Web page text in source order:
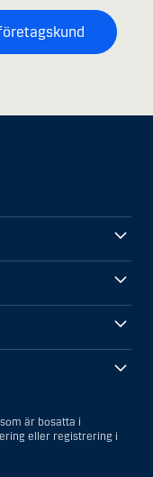
är bosatta i
eller registrering i